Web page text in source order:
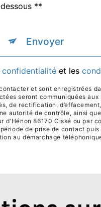
**
Envoyer
confidentialité et les
et sont enregistrées
seront communiquées
de rectification,
autorité de contrôle, ainsi
86170 Cissé ou par
de prise de contact
au démarchage